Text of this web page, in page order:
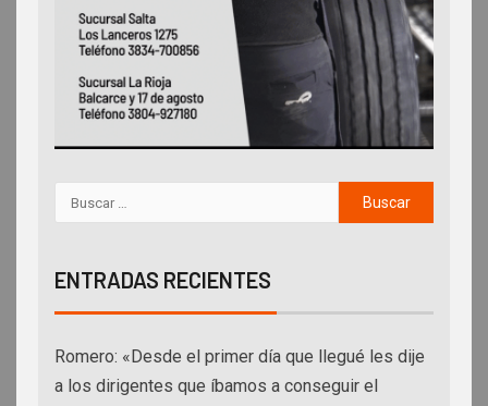
ENTRADAS RECIENTES
Romero: «Desde el primer día que llegué les dije
a los dirigentes que íbamos a conseguir el